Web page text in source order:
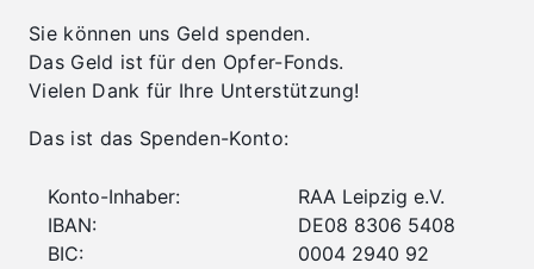
Sie können uns Geld spenden.
Das Geld ist für den Opfer-Fonds.
Vielen Dank für Ihre Unterstützung!
Das ist das Spenden-Konto:
Konto-Inhaber:
IBAN:
BIC:
RAA Leipzig e.V.
DE08 8306 5408
0004 2940 92